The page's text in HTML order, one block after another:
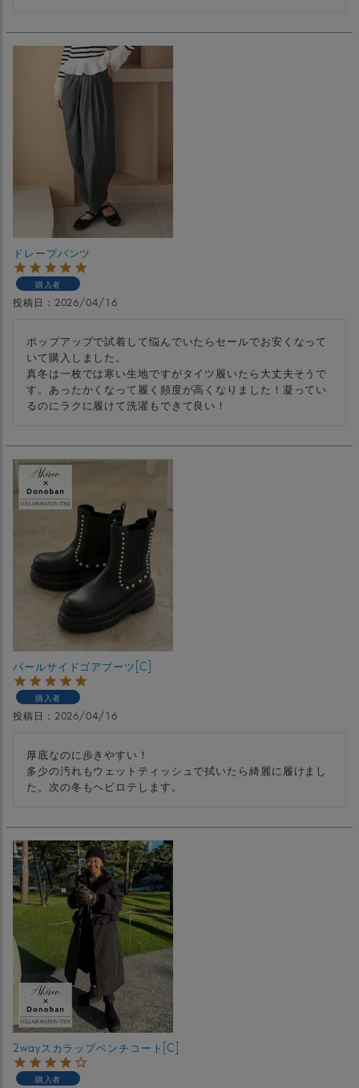
ドレープパンツ
購入者
投稿日 2026/04/16
ポップアップで試着して悩んでいたらセールでお安くなって
いて購入しました。
真冬は一枚では寒い生地ですがタイツ履いたら大丈夫そうで
す。あったかくなって履く頻度が高くなりました！凝ってい
るのにラクに履けて洗濯もできて良い！
パールサイドゴアブーツ[C]
購入者
投稿日 2026/04/16
厚底なのに歩きやすい！
多少の汚れもウェットティッシュで拭いたら綺麗に履けまし
た。次の冬もヘビロテします。
2wayスカラップベンチコート[C]
購入者